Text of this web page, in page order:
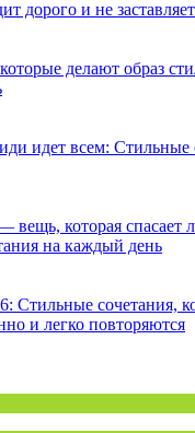
дорого и не
делают образ
идет всем: Стильные
вещь, которая спасает
на каждый день
Стильные сочетания,
и легко повторяются